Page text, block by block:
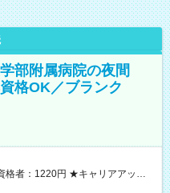
部附属病院の夜間
格OK／ブランク
★キャリアアップ制
用期間】試用期間